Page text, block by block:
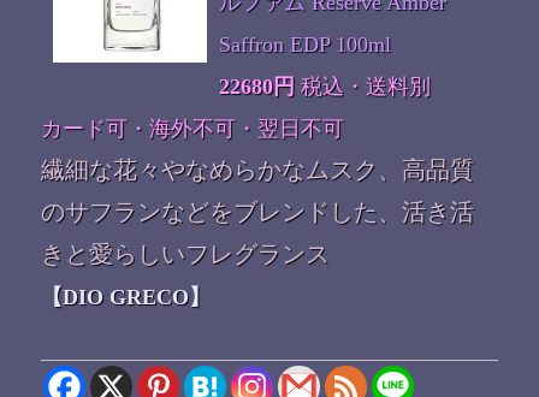
Saffron EDP 100ml
22680円 税込・送料別
カード可・海外不可・翌日不可
繊細な花々やなめらかなムスク、高品質
のサフランなどをブレンドした、活き活
きと愛らしいフレグランス
【DIO GRECO】